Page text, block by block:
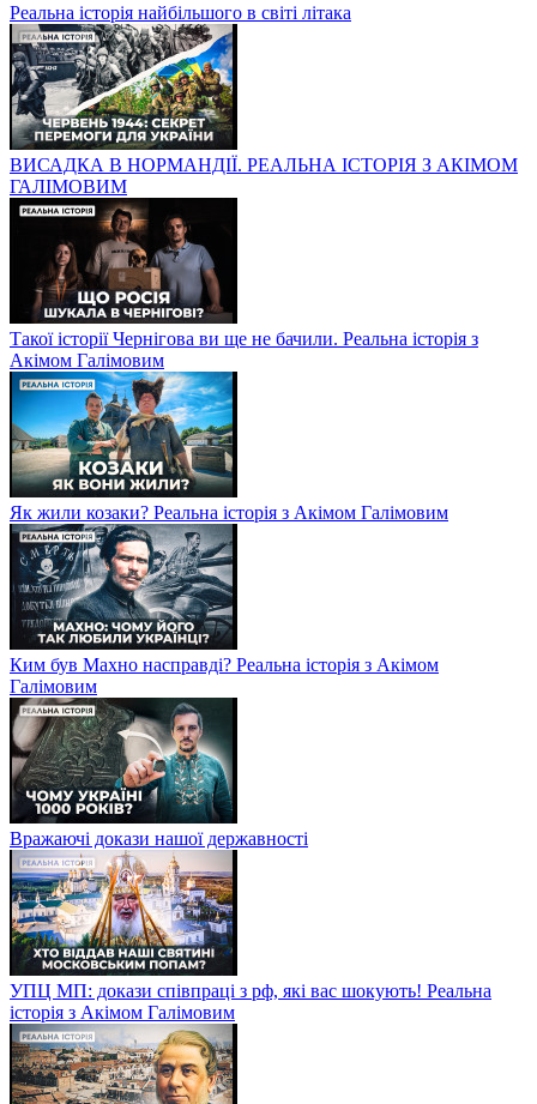
Реальна історія найбільшого в світі літака
ВИСАДКА В НОРМАНДІЇ. РЕАЛЬНА ІСТОРІЯ З АКІМОМ
ГАЛІМОВИМ
Такої історії Чернігова ви ще не бачили. Реальна історія з
Акімом Галімовим
Як жили козаки? Реальна історія з Акімом Галімовим
Ким був Махно насправді? Реальна історія з Акімом
Галімовим
Вражаючі докази нашої державності
УПЦ МП: докази співпраці з рф, які вас шокують! Реальна
історія з Акімом Галімовим